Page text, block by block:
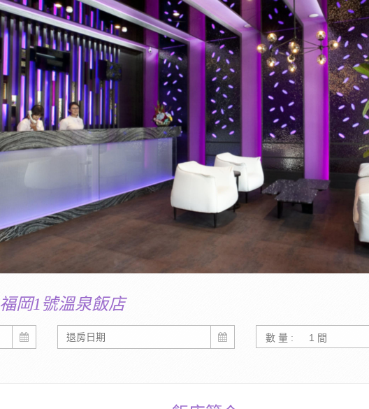
福岡1號溫泉飯店
數 量 :